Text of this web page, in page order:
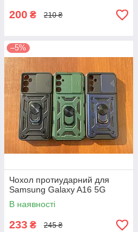
200 ₴ 210 ₴
–5%
Чохол протиударний для
Samsung Galaxy A16 5G
В наявності
233 ₴ 245 ₴